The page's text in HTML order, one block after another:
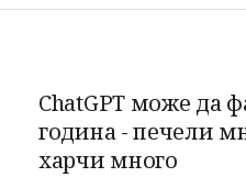
ChatGPT може да
година - печели
харчи много